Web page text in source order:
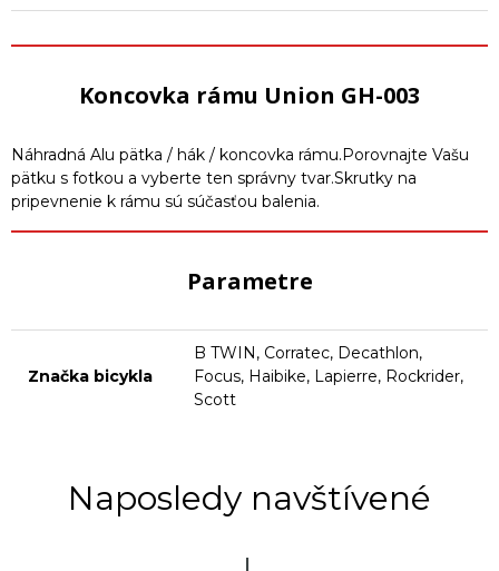
Koncovka rámu Union GH-003
Náhradná Alu pätka / hák / koncovka rámu.Porovnajte Vašu
pätku s fotkou a vyberte ten správny tvar.Skrutky na
pripevnenie k rámu sú súčasťou balenia.
Parametre
Značka bicykla
B TWIN, Corratec, Decathlon,
Focus, Haibike, Lapierre, Rockrider,
Scott
Naposledy navštívené